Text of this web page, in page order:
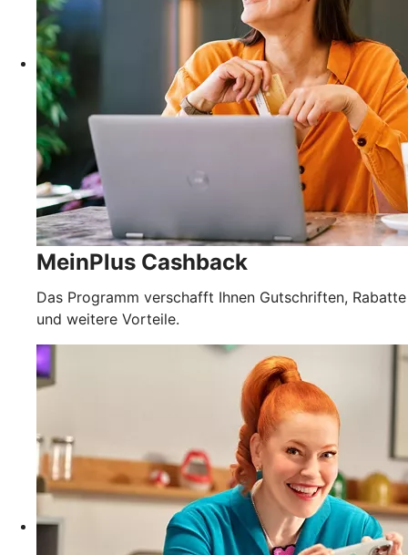
MeinPlus Cashback
Das Programm verschafft Ihnen Gutschriften, Rabatte
und weitere Vorteile.